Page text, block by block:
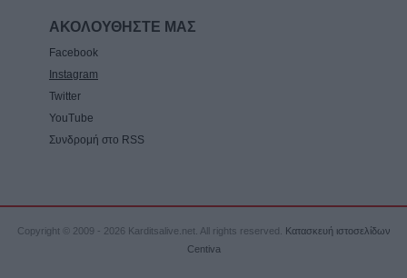
ΑΚΟΛΟΥΘΗΣΤΕ ΜΑΣ
Facebook
Instagram
Twitter
YouTube
Συνδρομή στο RSS
Copyright © 2009 - 2026 Karditsalive.net. All rights reserved.
Κατασκευή ιστοσελίδων
Centiva